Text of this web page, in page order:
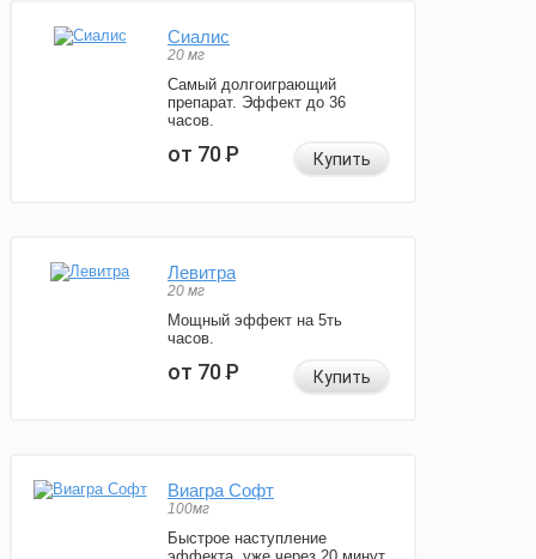
Сиалис
20 мг
Самый долгоиграющий
препарат. Эффект до 36
часов.
от 70Р Купить
Левитра
20 мг
Мощный эффект на 5ть
часов.
от 70Р Купить
Виагра Софт
100мг
Быстрое наступление